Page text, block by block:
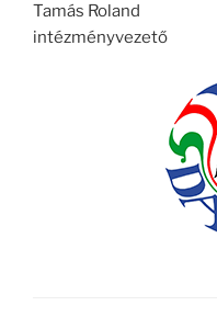
Tamás Roland
intézményvezető